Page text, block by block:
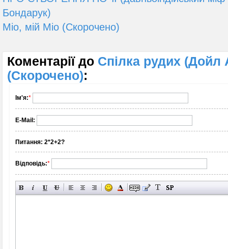
Бондарук)
Міо, мій Міо (Скорочено)
Коментарії до Спілка рудих (Дойл
(Скорочено):
Ім'я:*
E-Mail:
Питання: 2*2+2?
Відповідь:*